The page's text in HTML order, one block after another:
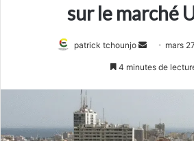
sur le marché
patrick tchounjo
Envoyermars
4 minutes de